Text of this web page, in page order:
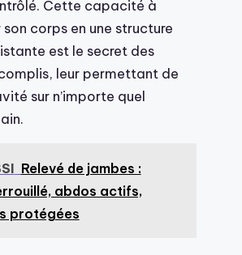
Cette capacité à
corps en une structure
est le secret des
leur permettant de
sur n’importe quel
Relevé de jambes :
abdos actifs,
protégées